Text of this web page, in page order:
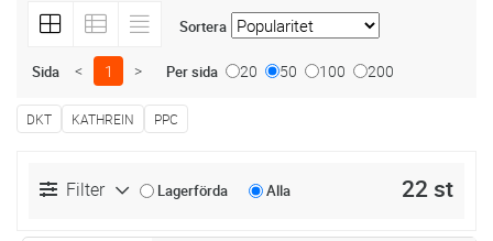
Sortera
Sida < 1 > Per sida 20 50 100 200
DKT KATHREIN PPC
Filter Lagerförda Alla 22 st